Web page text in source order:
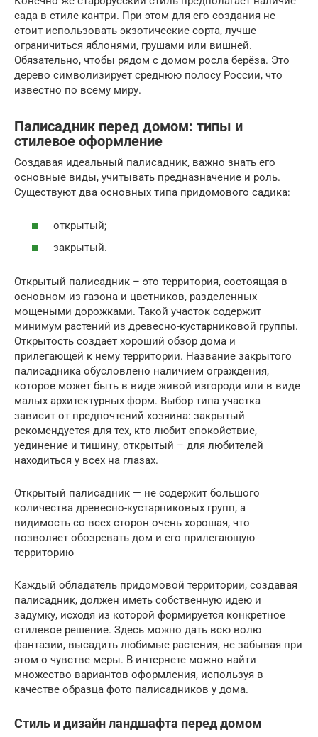
сада в стиле кантри. При этом для его создания не
стоит использовать экзотические сорта, лучше
ограничиться яблонями, грушами или вишней.
Обязательно, чтобы рядом с домом росла берёза. Это
дерево символизирует среднюю полосу России, что
известно по всему миру.
Палисадник перед домом: типы и
стилевое оформление
Создавая идеальный палисадник, важно знать его
основные виды, учитывать предназначение и роль.
Существуют два основных типа придомового садика:
открытый;
закрытый.
Открытый палисадник – это территория, состоящая в
основном из газона и цветников, разделенных
мощеными дорожками. Такой участок содержит
минимум растений из древесно-кустарниковой группы.
Открытость создает хороший обзор дома и
прилегающей к нему территории. Название закрытого
палисадника обусловлено наличием ограждения,
которое может быть в виде живой изгороди или в виде
малых архитектурных форм. Выбор типа участка
зависит от предпочтений хозяина: закрытый
рекомендуется для тех, кто любит спокойствие,
уединение и тишину, открытый – для любителей
находиться у всех на глазах.
Открытый палисадник — не содержит большого
количества древесно-кустарниковых групп, а
видимость со всех сторон очень хорошая, что
позволяет обозревать дом и его прилегающую
территорию
Каждый обладатель придомовой территории, создавая
палисадник, должен иметь собственную идею и
задумку, исходя из которой формируется конкретное
стилевое решение. Здесь можно дать всю волю
фантазии, высадить любимые растения, не забывая при
этом о чувстве меры. В интернете можно найти
множество вариантов оформления, используя в
качестве образца фото палисадников у дома.
Стиль и дизайн ландшафта перед домом